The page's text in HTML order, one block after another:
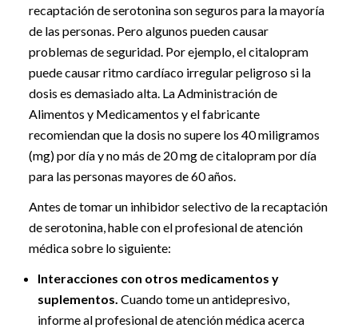
recaptación de serotonina son seguros para la mayoría
de las personas. Pero algunos pueden causar
problemas de seguridad. Por ejemplo, el citalopram
puede causar ritmo cardíaco irregular peligroso si la
dosis es demasiado alta. La Administración de
Alimentos y Medicamentos y el fabricante
recomiendan que la dosis no supere los 40 miligramos
(mg) por día y no más de 20 mg de citalopram por día
para las personas mayores de 60 años.
Antes de tomar un inhibidor selectivo de la recaptación
de serotonina, hable con el profesional de atención
médica sobre lo siguiente:
Interacciones con otros medicamentos y
suplementos. Cuando tome un antidepresivo,
informe al profesional de atención médica acerca